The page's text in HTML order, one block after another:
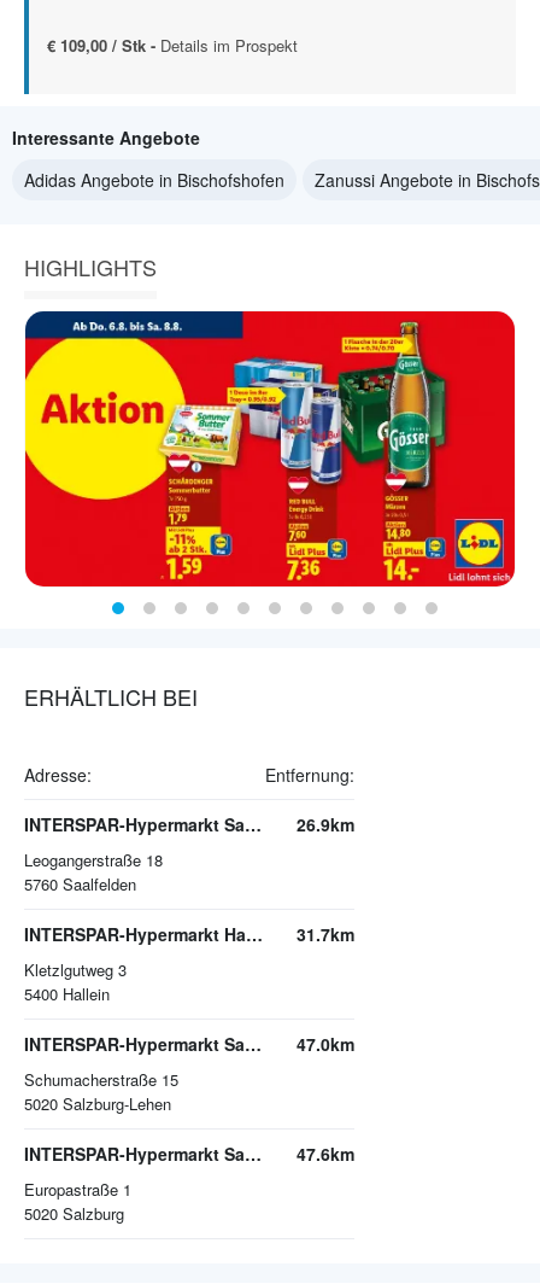
€ 109,00 / Stk - Details im Prospekt
Interessante Angebote
Adidas Angebote in Bischofshofen
Zanussi Angebote in
HIGHLIGHTS
ERHÄLTLICH BEI
Adresse: Entfernung:
INTERSPAR-Hypermarkt Saalfelden
Leogangerstraße 18
5760 Saalfelden
26.9km
INTERSPAR-Hypermarkt Hallein
Kletzlgutweg 3
5400 Hallein
31.7km
INTERSPAR-Hypermarkt Salzburg Lehen
Schumacherstraße 15
5020 Salzburg-Lehen
47.0km
INTERSPAR-Hypermarkt Salzburg, EUROPARK
Europastraße 1
5020 Salzburg
47.6km